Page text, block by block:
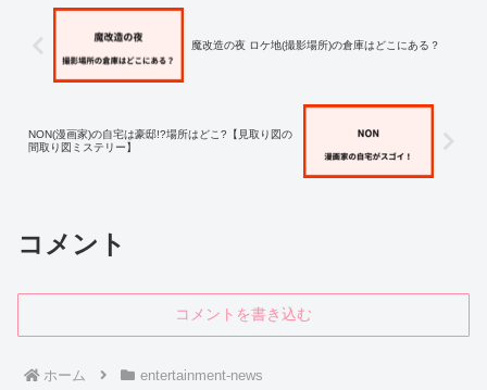
魔改造の夜 ロケ地(撮影場所)の倉庫はどこにある？
NON(漫画家)の自宅は豪邸!?場所はどこ?【見取り図の
間取り図ミステリー】
コメント
コメントを書き込む
ホーム entertainment-news